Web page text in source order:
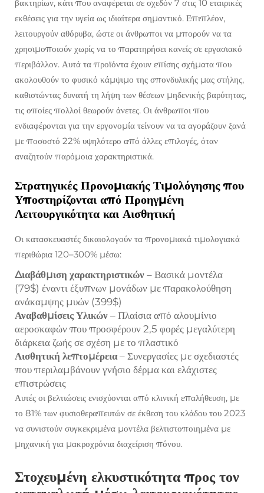
βακτηρίων, κάτι που αναφέρεται σε σχεδόν 7 στις 10 εταιρικές
εκθέσεις για την υγεία ως ιδιαίτερα σημαντικό. Επιπλέον,
λειτουργούν αθόρυβα, ώστε οι άνθρωποι να μπορούν να τα
χρησιμοποιούν χωρίς να το παρατηρήσει κανείς σε εργασιακό
περιβάλλον. Αυτά τα προϊόντα έχουν επίσης σχήματα που
ακολουθούν το φυσικό κάμψιμο της σπονδυλικής μας στήλης,
καθιστώντας δυνατή τη λήψη των θέσεων μηδενικής βαρύτητας,
τις οποίες πολλοί θεωρούν άνετες. Οι άνθρωποι που
ενδιαφέρονται για την εργονομία τείνουν να τα αγοράζουν ξανά
με ποσοστό 22% υψηλότερο από άλλες επιλογές, όταν
αναζητούν παρόμοια χαρακτηριστικά.
Στρατηγικές Προνομιακής Τιμολόγησης που
Υποστηρίζονται από Προηγμένη
Λειτουργικότητα και Αισθητική
Οι κατασκευαστές δικαιολογούν τα προνομιακά τιμολογιακά
περιθώρια 120–300% μέσω:
Διαβάθμιση χαρακτηριστικών – Βασικά μοντέλα
(79$) έναντι έξυπνων μονάδων με παρακολούθηση
ανάκαμψης μυών (399$)
Αναβαθμίσεις Υλικών – Πλαίσια από αλουμίνιο
αεροσκαφών που προσφέρουν 2,5 φορές μεγαλύτερη
διάρκεια ζωής σε σχέση με το πλαστικό
Αισθητική λεπτομέρεια– Συνεργασίες με σχεδιαστές
που περιλαμβάνουν γνήσιο δέρμα και ελάχιστες
επιστρώσεις
Αυτές οι βελτιώσεις ενισχύονται από κλινική επαλήθευση, με
το 81% των φυσιοθεραπευτών σε έκθεση του κλάδου του 2023
να συνιστούν συγκεκριμένα μοντέλα βελτιστοποιημένα με
μηχανική για μακροχρόνια διαχείριση πόνου.
Στοχευμένη ελκυστικότητα προς τον